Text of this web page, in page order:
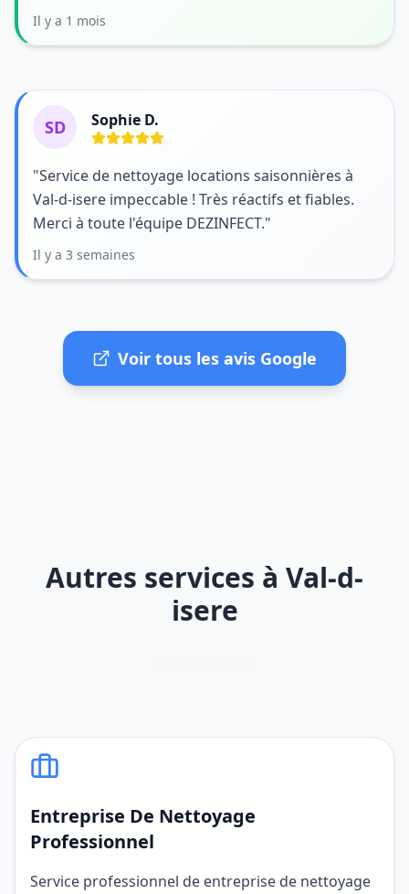
Il y a 1 mois
SD Sophie D.
"Service de nettoyage locations saisonnières à
Val-d-isere impeccable ! Très réactifs et fiables.
Merci à toute l'équipe DEZINFECT."
Il y a 3 semaines
Voir tous les avis Google
Autres services à Val-d-
isere
Entreprise De Nettoyage
Professionnel
Service professionnel de entreprise de nettoyage